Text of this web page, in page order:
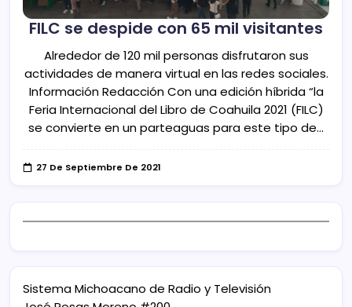
FILC se despide con 65 mil visitantes
Alrededor de 120 mil personas disfrutaron sus
actividades de manera virtual en las redes sociales.
Información Redacción Con una edición híbrida “la
Feria Internacional del Libro de Coahuila 2021 (FILC)
se convierte en un parteaguas para este tipo de…
27 De Septiembre De 2021
Sistema Michoacano de Radio y Televisión